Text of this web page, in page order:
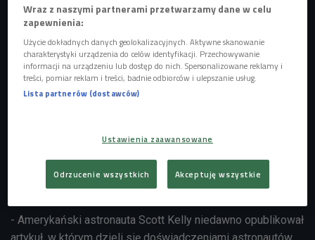
Relacje, relaks, rozwój i religia - jak osiągnąć w życiu szczęście?
Naukowcy przypominają, że pod wpływem stresu organizm
wchodzi w stan mobilizacji i uruchamia szereg reakcji
również stężenie glukozy we krwi. Długotrwały stres
przyczyną m.in. chorób serca czy problemów z psychiką.
Dlatego warto zadbać o nasze samopoczucie.
- Amerykański astronauta Scott Kelly niedawno opublikował
Wraz z naszymi partnerami przetwarzamy dane w celu
zapewnienia:
Użycie dokładnych danych geolokalizacyjnych. Aktywne skanowanie
charakterystyki urządzenia do celów identyfikacji. Przechowywanie
informacji na urządzeniu lub dostęp do nich. Spersonalizowane reklamy i
treści, pomiar reklam i treści, badnie odbiorców i ulepszanie usług.
Lista partnerów (dostawców)
Ustawienia zaawansowane
Odrzucenie wszystkich Akceptuję wszystkie